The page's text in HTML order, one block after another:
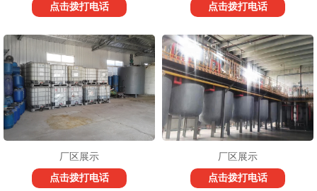
点击拨打电话
点击拨打电话
厂区展示
点击拨打电话
厂区展示
点击拨打电话